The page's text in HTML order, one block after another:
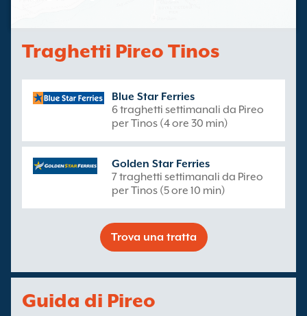
Traghetti Pireo Tinos
Blue Star Ferries
6 traghetti settimanali da Pireo
per Tinos (4 ore 30 min)
Golden Star Ferries
7 traghetti settimanali da Pireo
per Tinos (5 ore 10 min)
Trova una tratta
Guida di Pireo